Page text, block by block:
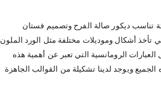
تناسب ديكور صالة الفرح وتصميم فستان
تأخذ أشكال وموديلات مختلفة مثل الورد الملون
الرومانسية التي تعبر عن أهمية هذه
ويوجد لدينا تشكيلة من القوالب الجاهزة